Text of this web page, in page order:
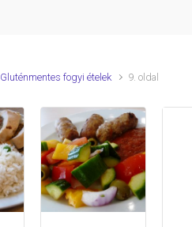
Gluténmentes fogyi ételek 9. oldal